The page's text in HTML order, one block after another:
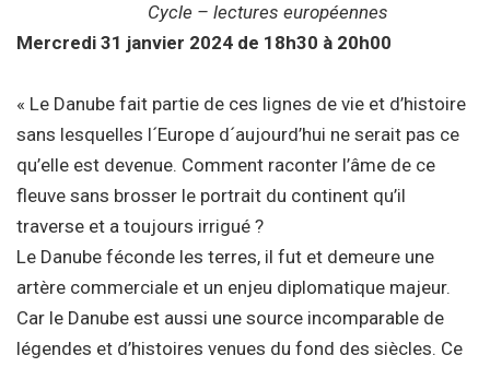
Cycle – lectures européennes
Mercredi 31 janvier 2024 de 18h30 à 20h00
« Le Danube fait partie de ces lignes de vie et d’histoire
sans lesquelles l´Europe d´aujourd’hui ne serait pas ce
qu’elle est devenue. Comment raconter l’âme de ce
fleuve sans brosser le portrait du continent qu’il
traverse et a toujours irrigué ?
Le Danube féconde les terres, il fut et demeure une
artère commerciale et un enjeu diplomatique majeur.
Car le Danube est aussi une source incomparable de
légendes et d’histoires venues du fond des siècles. Ce